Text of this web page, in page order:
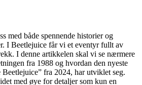
med både spennende historier og
I Beetlejuice får vi et eventyr fullt av
I denne artikkelen skal vi se nærmere
fra 1988 og hvordan den nyeste
fra 2024, har utviklet seg.
med øye for detaljer som kun en